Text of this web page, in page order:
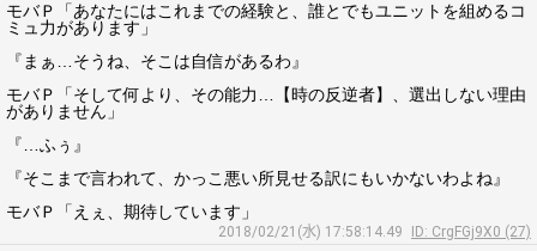
モバＰ「あなたにはこれまでの経験と、誰とでもユニットを組めるコ
ミュ力があります」
『まぁ…そうね、そこは自信があるわ』
モバＰ「そして何より、その能力…【時の反逆者】、選出しない理由
がありません」
『…ふぅ』
『そこまで言われて、かっこ悪い所見せる訳にもいかないわよね』
モバＰ「えぇ、期待しています」
2018/02/21(水) 17:58:14.49
ID: CrgFGj9X0 (27)